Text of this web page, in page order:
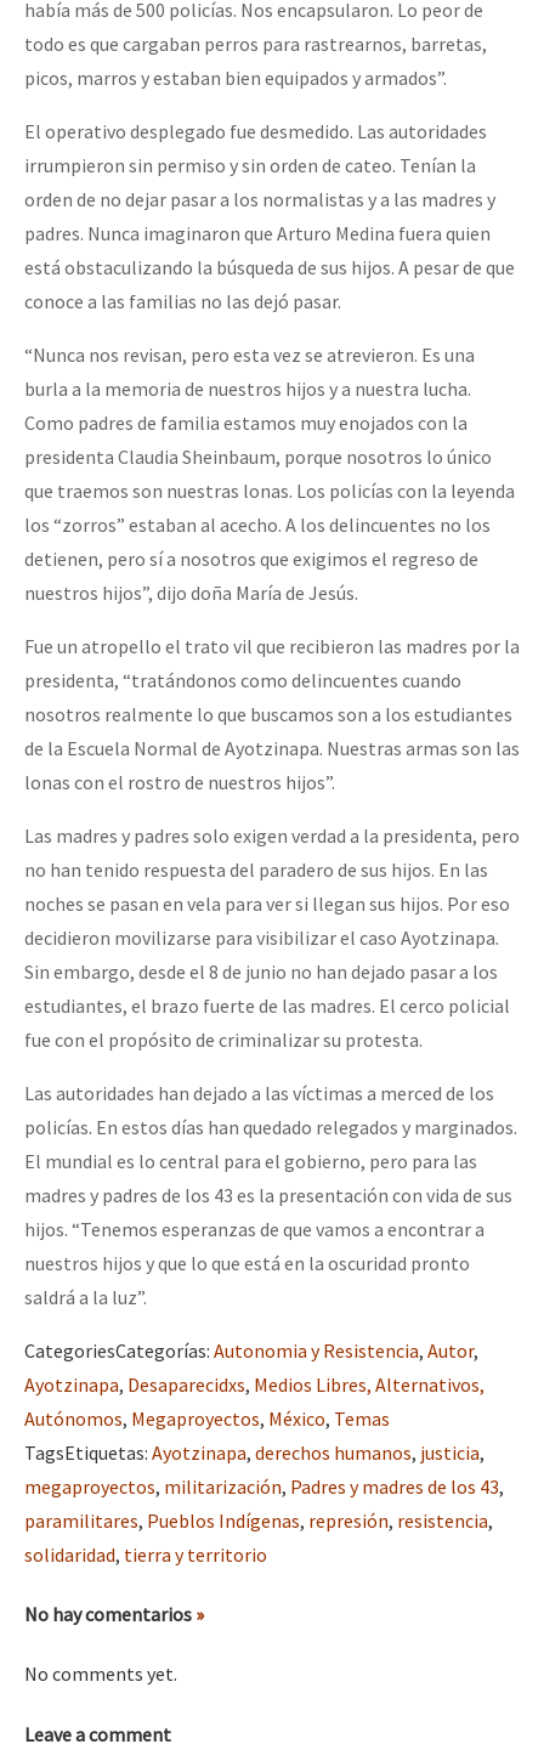
había más de 500 policías. Nos encapsularon. Lo peor de
todo es que cargaban perros para rastrearnos, barretas,
picos, marros y estaban bien equipados y armados”.
El operativo desplegado fue desmedido. Las autoridades
irrumpieron sin permiso y sin orden de cateo. Tenían la
orden de no dejar pasar a los normalistas y a las madres y
padres. Nunca imaginaron que Arturo Medina fuera quien
está obstaculizando la búsqueda de sus hijos. A pesar de que
conoce a las familias no las dejó pasar.
“Nunca nos revisan, pero esta vez se atrevieron. Es una
burla a la memoria de nuestros hijos y a nuestra lucha.
Como padres de familia estamos muy enojados con la
presidenta Claudia Sheinbaum, porque nosotros lo único
que traemos son nuestras lonas. Los policías con la leyenda
los “zorros” estaban al acecho. A los delincuentes no los
detienen, pero sí a nosotros que exigimos el regreso de
nuestros hijos”, dijo doña María de Jesús.
Fue un atropello el trato vil que recibieron las madres por la
presidenta, “tratándonos como delincuentes cuando
nosotros realmente lo que buscamos son a los estudiantes
de la Escuela Normal de Ayotzinapa. Nuestras armas son las
lonas con el rostro de nuestros hijos”.
Las madres y padres solo exigen verdad a la presidenta, pero
no han tenido respuesta del paradero de sus hijos. En las
noches se pasan en vela para ver si llegan sus hijos. Por eso
decidieron movilizarse para visibilizar el caso Ayotzinapa.
Sin embargo, desde el 8 de junio no han dejado pasar a los
estudiantes, el brazo fuerte de las madres. El cerco policial
fue con el propósito de criminalizar su protesta.
Las autoridades han dejado a las víctimas a merced de los
policías. En estos días han quedado relegados y marginados.
El mundial es lo central para el gobierno, pero para las
madres y padres de los 43 es la presentación con vida de sus
hijos. “Tenemos esperanzas de que vamos a encontrar a
nuestros hijos y que lo que está en la oscuridad pronto
saldrá a la luz”.
CategoriesCategorías: Autonomia y Resistencia, Autor,
Ayotzinapa, Desaparecidxs, Medios Libres, Alternativos,
Autónomos, Megaproyectos, México, Temas
TagsEtiquetas: Ayotzinapa, derechos humanos, justicia,
megaproyectos, militarización, Padres y madres de los 43,
paramilitares, Pueblos Indígenas, represión, resistencia,
solidaridad, tierra y territorio
No hay comentarios »
No comments yet.
Leave a comment